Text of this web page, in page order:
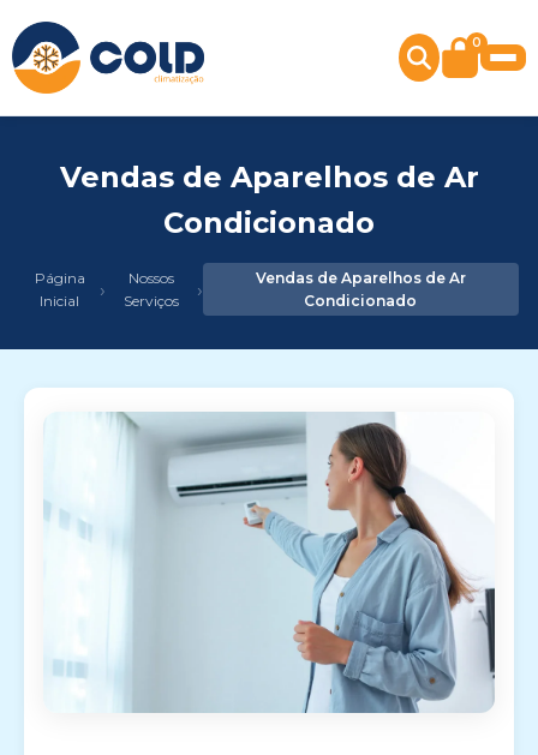
0
Vendas de Aparelhos de Ar
Condicionado
Página
Inicial
›
Nossos
Serviços
›
Vendas de Aparelhos de Ar
Condicionado